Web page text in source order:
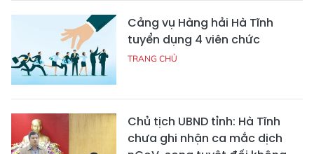
Cảng vụ Hàng hải Hà Tĩnh
tuyển dụng 4 viên chức
TRANG CHỦ
Chủ tịch UBND tỉnh: Hà Tĩnh
chưa ghi nhận ca mắc dịch